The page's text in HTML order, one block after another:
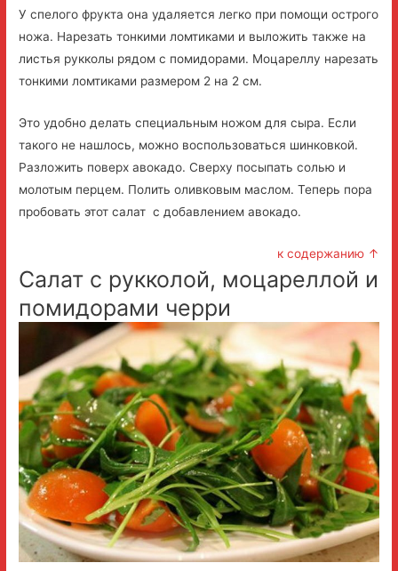
У спелого фрукта она удаляется легко при помощи острого
ножа. Нарезать тонкими ломтиками и выложить также на
листья рукколы рядом с помидорами. Моцареллу нарезать
тонкими ломтиками размером 2 на 2 см.
Это удобно делать специальным ножом для сыра. Если
такого не нашлось, можно воспользоваться шинковкой.
Разложить поверх авокадо. Сверху посыпать солью и
молотым перцем. Полить оливковым маслом. Теперь пора
пробовать этот салат с добавлением авокадо.
к содержанию ↑
Салат с рукколой, моцареллой и
помидорами черри